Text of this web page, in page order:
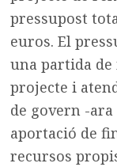
pressupost
euros. El
una partida
projecte i
de govern -
aportació de
recursos